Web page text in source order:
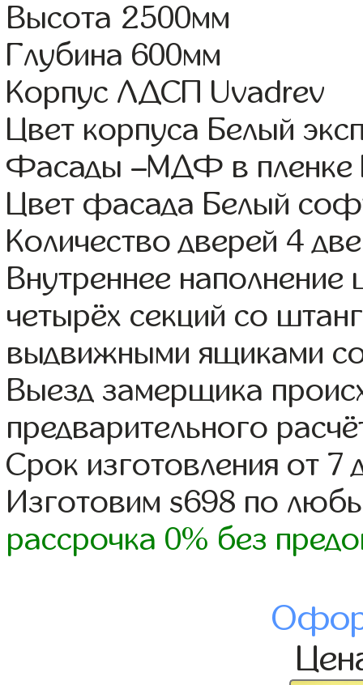
Высота 2500мм
Глубина 600мм
Корпус ЛДСП Uvadrev
Цвет корпуса Белый
Фасады –МДФ в пленке
Цвет фасада Белый
Количество дверей 4
Внутреннее
четырёх секций со
выдвижными ящиками
Выезд замерщика
предварительного
Срок изготовления от 7
Изготовим s698 по
рассрочка 0% без